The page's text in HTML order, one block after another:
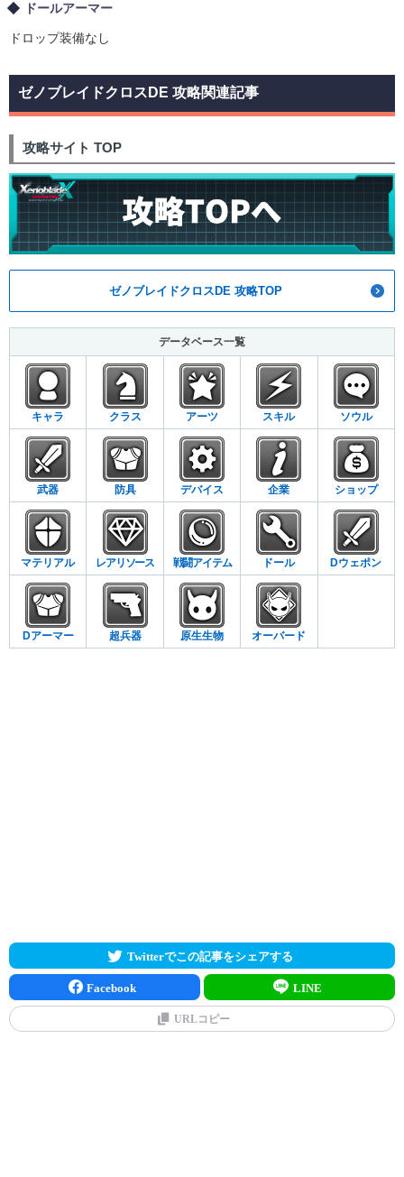
ドールアーマー
ドロップ装備なし
ゼノブレイドクロスDE 攻略関連記事
攻略サイト TOP
ゼノブレイドクロスDE 攻略TOP
データベース一覧
キャラ クラス アーツ スキル ソウル
武器 防具 デバイス 企業 ショップ
マテリアル レアリソース 戦闘アイテム ドール Dウェポン
Dアーマー 超兵器 原生生物 オーバード
Twitterでこの記事をシェアする
Facebook LINE
URLコピー